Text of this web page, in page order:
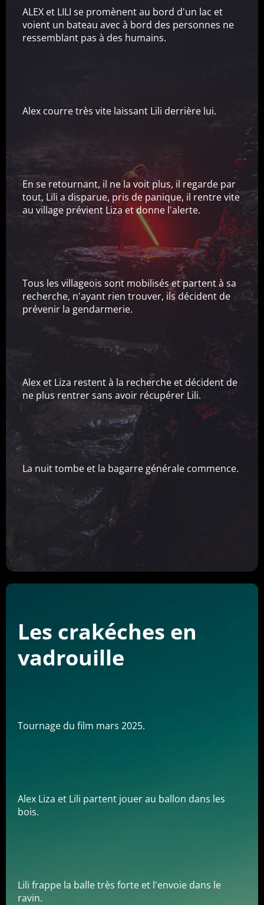
ALEX et LILI se promènent au bord d'un lac et
voient un bateau avec à bord des personnes ne
ressemblant pas à des humains.
Alex courre très vite laissant Lili derrière lui.
En se retournant, il ne la voit plus, il regarde par
tout, Lili a disparue, pris de panique, il rentre vite
au village prévient Liza et donne l'alerte.
Tous les villageois sont mobilisés et partent à sa
recherche, n'ayant rien trouver, ils décident de
prévenir la gendarmerie.
Alex et Liza restent à la recherche et décident de
ne plus rentrer sans avoir récupérer Lili.
La nuit tombe et la bagarre générale commence.
Les crakéches en
vadrouille
Tournage du film mars 2025.
Alex Liza et Lili partent jouer au ballon dans les
bois.
Lili frappe la balle très forte et l'envoie dans le
ravin.